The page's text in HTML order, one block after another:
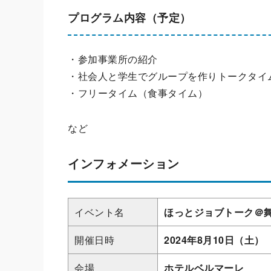
プログラム内容（予定）
・参加事業所の紹介
・社会人と学生でグループを作りトークタイ
・フリータイム（食事タイム）
など
インフォメーション
イベント名
ほっとジョブトーク＠
開催日時
2024年8月10日（土）
会場
ホテルベルマーレ